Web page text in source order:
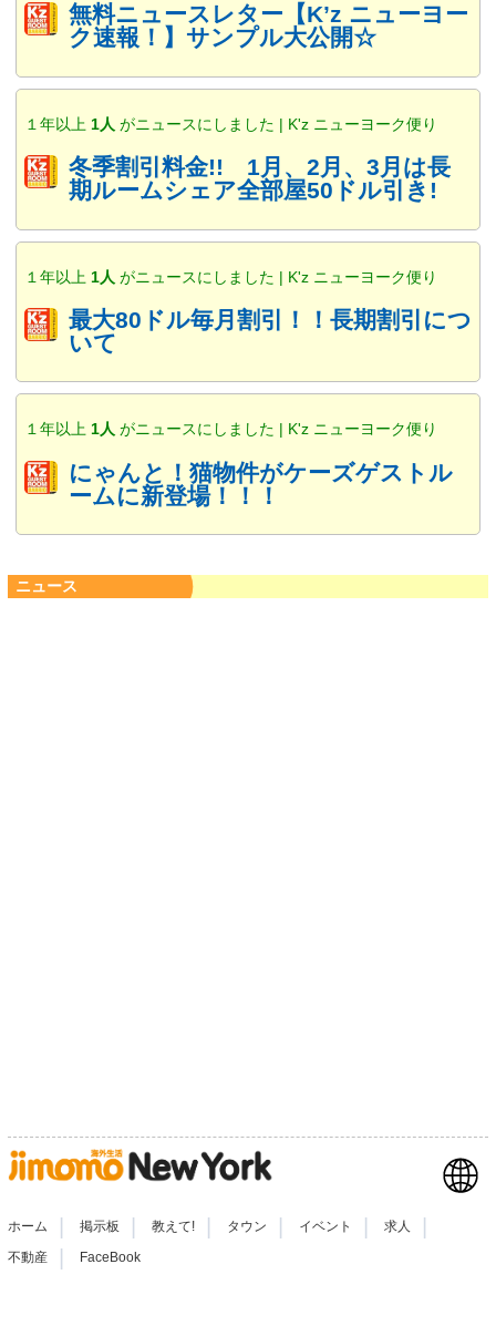
無料ニュースレター【K’z ニューヨー
ク速報！】サンプル大公開☆
１年以上 1人 がニュースにしました | K'z ニューヨーク便り
冬季割引料金!! 1月、2月、3月は長
期ルームシェア全部屋50ドル引き!
１年以上 1人 がニュースにしました | K'z ニューヨーク便り
最大80ドル毎月割引！！長期割引につ
いて
１年以上 1人 がニュースにしました | K'z ニューヨーク便り
にゃんと！猫物件がケーズゲストル
ームに新登場！！！
ニュース
ホーム 掲示板 教えて! タウン イベント 求人
不動産 | FaceBook